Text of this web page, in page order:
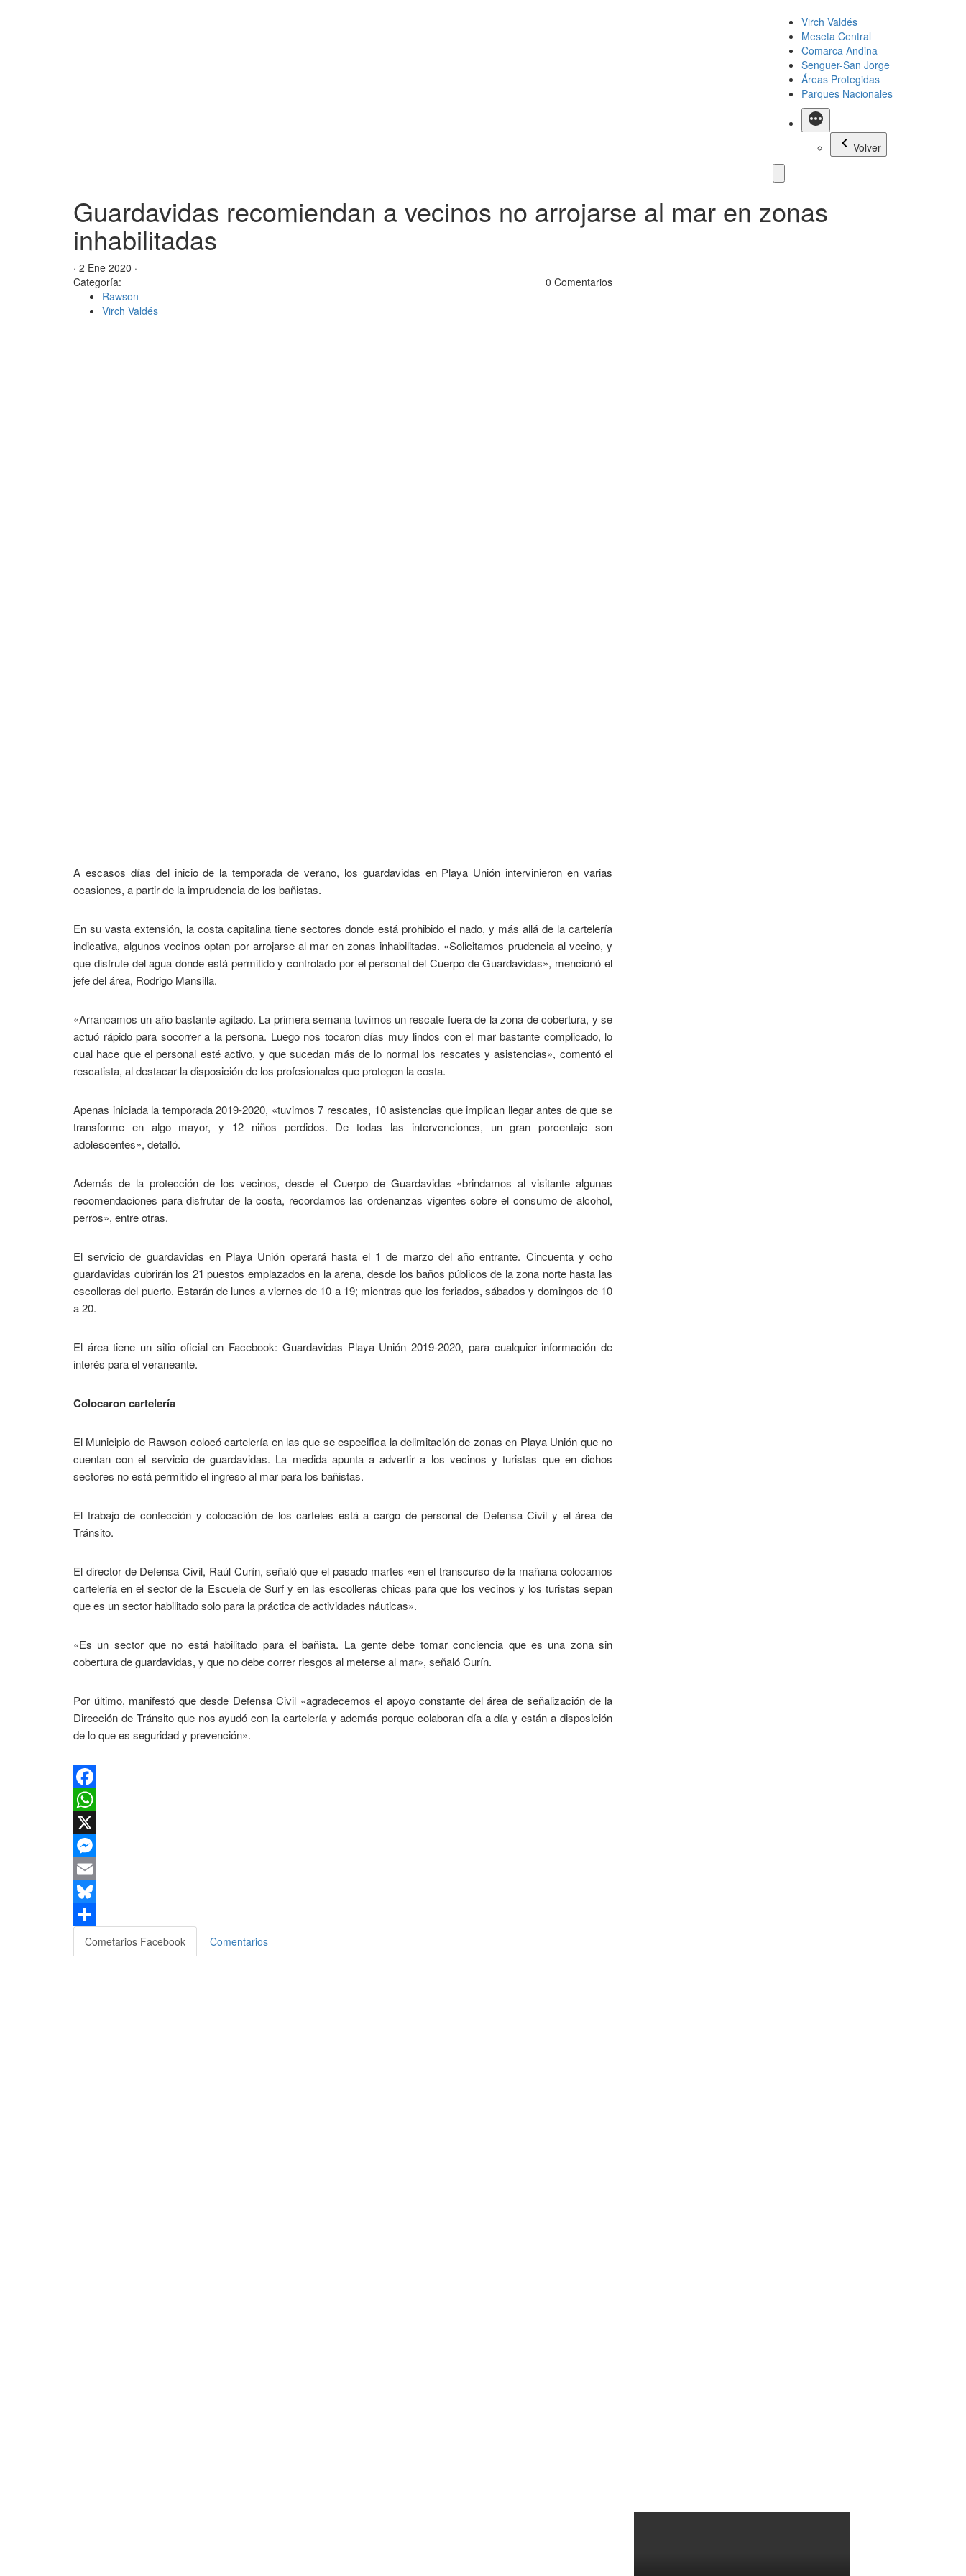
Virch Valdés
Meseta Central
Comarca Andina
Senguer-San Jorge
Áreas Protegidas
Parques Nacionales
Más
Volver
Guardavidas recomiendan a vecinos no arrojarse al mar en zonas
inhabilitadas
· 2 Ene 2020 ·
Categoría:
Rawson
Virch Valdés
0 Comentarios
A escasos días del inicio de la temporada de verano, los guardavidas en Playa Unión intervinieron en varias
ocasiones, a partir de la imprudencia de los bañistas.
En su vasta extensión, la costa capitalina tiene sectores donde está prohibido el nado, y más allá de la cartelería
indicativa, algunos vecinos optan por arrojarse al mar en zonas inhabilitadas. «Solicitamos prudencia al vecino, y
que disfrute del agua donde está permitido y controlado por el personal del Cuerpo de Guardavidas», mencionó el
jefe del área, Rodrigo Mansilla.
«Arrancamos un año bastante agitado. La primera semana tuvimos un rescate fuera de la zona de cobertura, y se
actuó rápido para socorrer a la persona. Luego nos tocaron días muy lindos con el mar bastante complicado, lo
cual hace que el personal esté activo, y que sucedan más de lo normal los rescates y asistencias», comentó el
rescatista, al destacar la disposición de los profesionales que protegen la costa.
Apenas iniciada la temporada 2019-2020, «tuvimos 7 rescates, 10 asistencias que implican llegar antes de que se
transforme en algo mayor, y 12 niños perdidos. De todas las intervenciones, un gran porcentaje son
adolescentes», detalló.
Además de la protección de los vecinos, desde el Cuerpo de Guardavidas «brindamos al visitante algunas
recomendaciones para disfrutar de la costa, recordamos las ordenanzas vigentes sobre el consumo de alcohol,
perros», entre otras.
El servicio de guardavidas en Playa Unión operará hasta el 1 de marzo del año entrante. Cincuenta y ocho
guardavidas cubrirán los 21 puestos emplazados en la arena, desde los baños públicos de la zona norte hasta las
escolleras del puerto. Estarán de lunes a viernes de 10 a 19; mientras que los feriados, sábados y domingos de 10
a 20.
El área tiene un sitio oficial en Facebook: Guardavidas Playa Unión 2019-2020, para cualquier información de
interés para el veraneante.
Colocaron cartelería
El Municipio de Rawson colocó cartelería en las que se especifica la delimitación de zonas en Playa Unión que no
cuentan con el servicio de guardavidas. La medida apunta a advertir a los vecinos y turistas que en dichos
sectores no está permitido el ingreso al mar para los bañistas.
El trabajo de confección y colocación de los carteles está a cargo de personal de Defensa Civil y el área de
Tránsito.
El director de Defensa Civil, Raúl Curín, señaló que el pasado martes «en el transcurso de la mañana colocamos
cartelería en el sector de la Escuela de Surf y en las escolleras chicas para que los vecinos y los turistas sepan
que es un sector habilitado solo para la práctica de actividades náuticas».
«Es un sector que no está habilitado para el bañista. La gente debe tomar conciencia que es una zona sin
cobertura de guardavidas, y que no debe correr riesgos al meterse al mar», señaló Curín.
Por último, manifestó que desde Defensa Civil «agradecemos el apoyo constante del área de señalización de la
Dirección de Tránsito que nos ayudó con la cartelería y además porque colaboran día a día y están a disposición
de lo que es seguridad y prevención».
Facebook
WhatsApp
X
Messenger
Email
Bluesky
Compartir
Cometarios Facebook Comentarios